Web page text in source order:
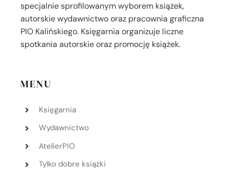
specjalnie sprofilowanym wyborem książek,
autorskie wydawnictwo oraz pracownia graficzna
PIO Kalińskiego. Księgarnia organizuje liczne
spotkania autorskie oraz promocję książek.
MENU
Księgarnia
Wydawnictwo
AtelierPIO
Tylko dobre książki